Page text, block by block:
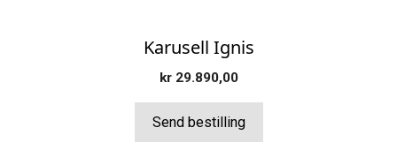
Karusell Ignis
kr29.890,00
Send bestilling